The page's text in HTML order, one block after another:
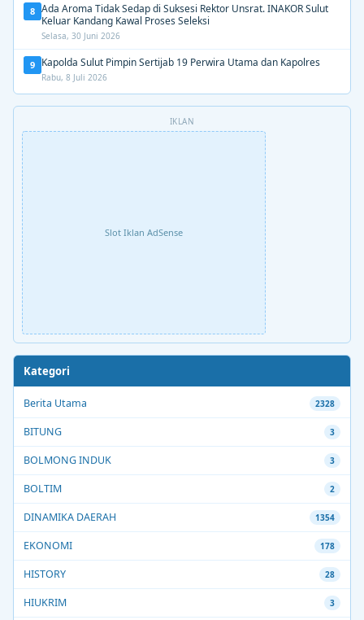
8 Ada Aroma Tidak Sedap di Suksesi Rektor Unsrat. INAKOR Sulut
Keluar Kandang Kawal Proses Seleksi
Selasa, 30 Juni 2026
9 Kapolda Sulut Pimpin Sertijab 19 Perwira Utama dan Kapolres
Rabu, 8 Juli 2026
IKLAN
Slot Iklan AdSense
Kategori
Berita Utama 2328
BITUNG 3
BOLMONG INDUK 3
BOLTIM 2
DINAMIKA DAERAH 1354
EKONOMI 178
HISTORY 28
HIUKRIM 3